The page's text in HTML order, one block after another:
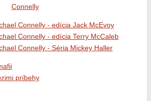
Connelly
Connelly - edícia Jack McEvoy
Connelly - edícia Terry McCaleb
Connelly - Séria Mickey Haller
príbehy